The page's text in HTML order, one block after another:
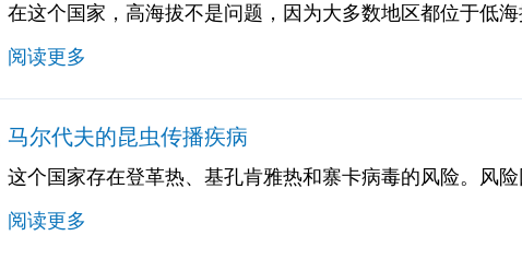
在这个国家，高海拔不是问题，因为大多数地区都位于低海
阅读更多
马尔代夫的昆虫传播疾病
这个国家存在登革热、基孔肯雅热和寨卡病毒的风险。风
疾病的风险更大。旅行者的特定风险取决于特定的停留区
与我们的TravelVax从业人员进行讨论。旅行者遵守昆虫预
阅读更多